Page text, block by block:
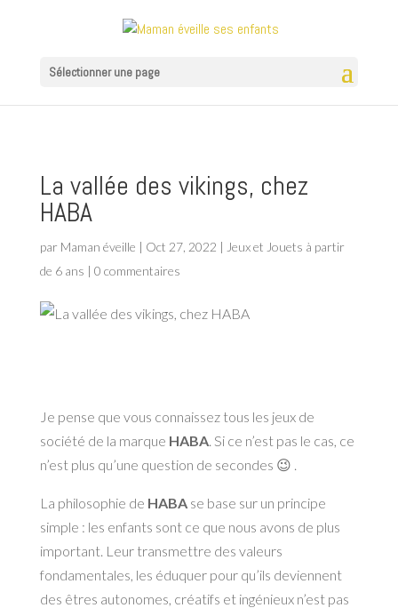
Sélectionner une page
La vallée des vikings, chez
HABA
par Maman éveille | Oct 27, 2022 | Jeux et Jouets à partir
de 6 ans | 0 commentaires
Je pense que vous connaissez tous les jeux de
société de la marque HABA. Si ce n’est pas le cas, ce
n’est plus qu’une question de secondes 😉 .
La philosophie de HABAse base sur un principe
simple : les enfants sont ce que nous avons de plus
important. Leur transmettre des valeurs
fondamentales, les éduquer pour qu’ils deviennent
des êtres autonomes, créatifs et ingénieux n’est pas